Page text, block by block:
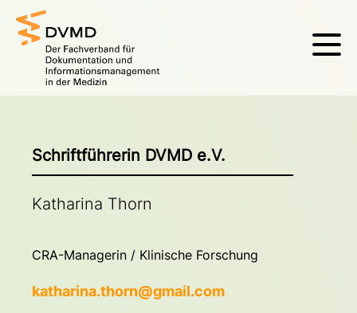
Schriftführerin DVMD e.V.
Katharina Thorn
CRA-Managerin / Klinische Forschung
katharina.thorn@gmail.com